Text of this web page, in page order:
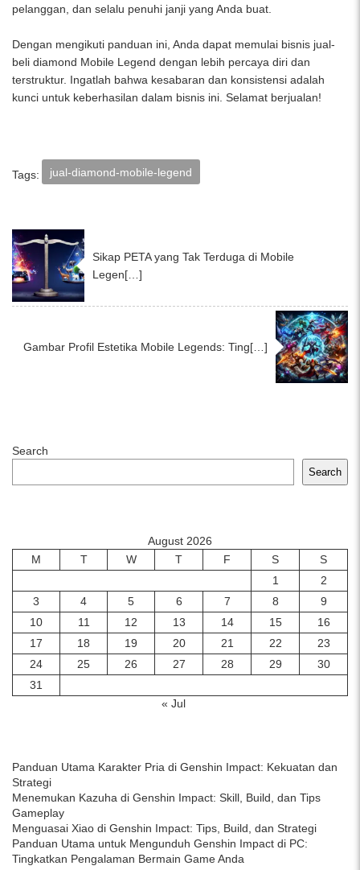
pelanggan, dan selalu penuhi janji yang Anda buat.
Dengan mengikuti panduan ini, Anda dapat memulai bisnis jual-
beli diamond Mobile Legend dengan lebih percaya diri dan
terstruktur. Ingatlah bahwa kesabaran dan konsistensi adalah
kunci untuk keberhasilan dalam bisnis ini. Selamat berjualan!
Tags: jual-diamond-mobile-legend
Sikap PETA yang Tak Terduga di Mobile
Legen[…]
Gambar Profil Estetika Mobile Legends: Ting[…]
Search
Search
August 2026
M
T W T F S
S
1
2
3
4 5 6 7 8
9
10
11 12 13 14 15
16
17
18 19 20 21 22
23
24
25 26 27 28 29
30
31
« Jul
Panduan Utama Karakter Pria di Genshin Impact: Kekuatan dan
Strategi
Menemukan Kazuha di Genshin Impact: Skill, Build, dan Tips
Gameplay
Menguasai Xiao di Genshin Impact: Tips, Build, dan Strategi
Panduan Utama untuk Mengunduh Genshin Impact di PC:
Tingkatkan Pengalaman Bermain Game Anda